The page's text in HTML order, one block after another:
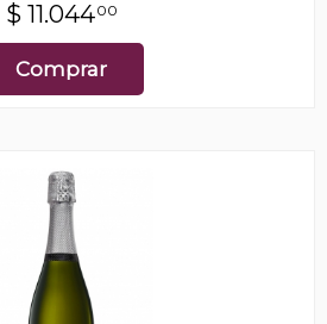
$ 11.04400
Comprar